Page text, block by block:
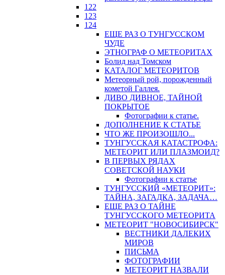
122
123
124
ЕЩЕ РАЗ О ТУНГУССКОМ
ЧУДЕ
ЭТНОГРАФ О МЕТЕОРИТАХ
Болид над Томском
КАТАЛОГ МЕТЕОРИТОВ
Метеорный рой, порожденный
кометой Галлея.
ДИВО ДИВНОЕ, ТАЙНОЙ
ПОКРЫТОЕ
Фотографии к статье.
ДОПОЛНЕНИЕ К СТАТЬЕ
ЧТО ЖЕ ПРОИЗОШЛО...
ТУНГУССКАЯ КАТАСТРОФА:
МЕТЕОРИТ ИЛИ ПЛАЗМОИД?
В ПЕРВЫХ РЯДАХ
СОВЕТСКОЙ НАУКИ
Фотографии к статье
ТУНГУССКИЙ «МЕТЕОРИТ»:
ТАЙНА, ЗАГАДКА, ЗАДАЧА…
ЕЩЕ РАЗ О ТАЙНЕ
ТУНГУССКОГО МЕТЕОРИТА
МЕТЕОРИТ "НОВОСИБИРСК"
ВЕСТНИКИ ДАЛЕКИХ
МИРОВ
ПИСЬМА
ФОТОГРАФИИ
МЕТЕОРИТ НАЗВАЛИ